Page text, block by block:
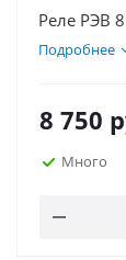
Подробнее
8 750
Много